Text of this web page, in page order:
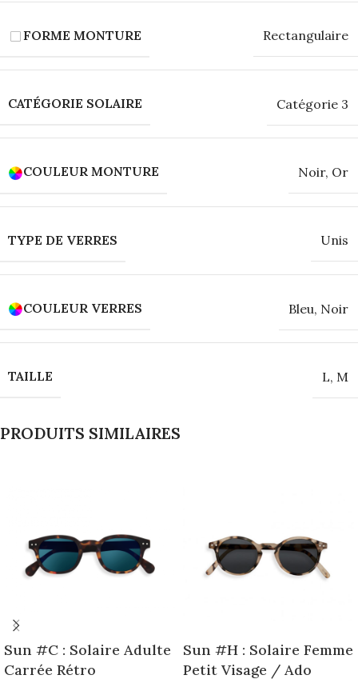
FORME MONTURE Rectangulaire
CATÉGORIE SOLAIRE Catégorie 3
COULEUR MONTURE Noir, Or
TYPE DE VERRES Unis
COULEUR VERRES Bleu, Noir
TAILLE L, M
PRODUITS SIMILAIRES
Sun #C : Solaire Adulte
Carrée Rétro
Sun #H : Solaire Femme
Petit Visage / Ado